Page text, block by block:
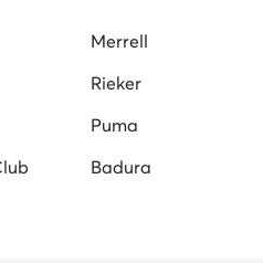
Merrell
Rieker
Puma
Badura